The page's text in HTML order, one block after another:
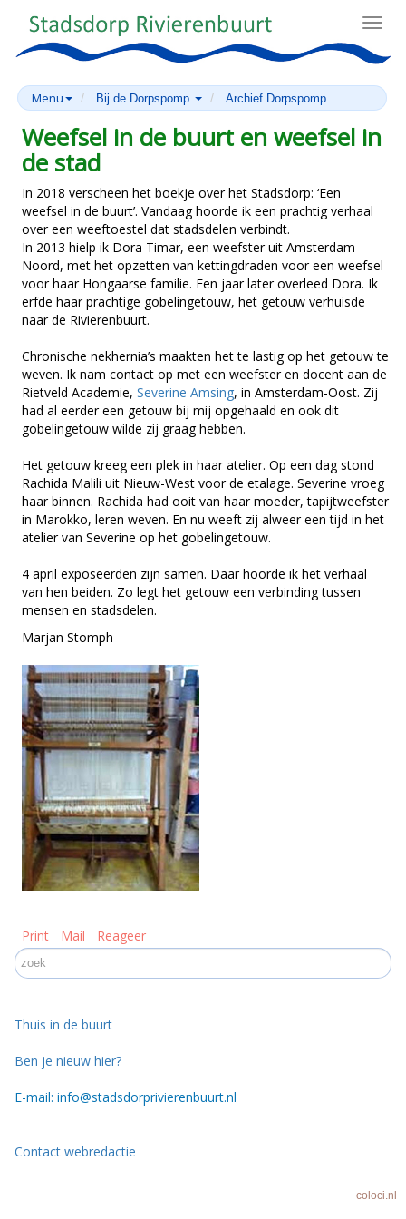
Menu Bij de Dorpspomp Archief Dorpspomp
Weefsel in de buurt en weefsel in
de stad
In 2018 verscheen het boekje over het Stadsdorp: ‘Een
weefsel in de buurt’. Vandaag hoorde ik een prachtig verhaal
over een weeftoestel dat stadsdelen verbindt.
In 2013 hielp ik Dora Timar, een weefster uit Amsterdam-
Noord, met het opzetten van kettingdraden voor een weefsel
voor haar Hongaarse familie. Een jaar later overleed Dora. Ik
erfde haar prachtige gobelingetouw, het getouw verhuisde
naar de Rivierenbuurt.
Chronische nekhernia’s maakten het te lastig op het getouw te
weven. Ik nam contact op met een weefster en docent aan de
Rietveld Academie, Severine Amsing, in Amsterdam-Oost. Zij
had al eerder een getouw bij mij opgehaald en ook dit
gobelingetouw wilde zij graag hebben.
Het getouw kreeg een plek in haar atelier. Op een dag stond
Rachida Malili uit Nieuw-West voor de etalage. Severine vroeg
haar binnen. Rachida had ooit van haar moeder, tapijtweefster
in Marokko, leren weven. En nu weeft zij alweer een tijd in het
atelier van Severine op het gobelingetouw.
4 april exposeerden zijn samen. Daar hoorde ik het verhaal
van hen beiden. Zo legt het getouw een verbinding tussen
mensen en stadsdelen.
Marjan Stomph
Print Mail Reageer
Thuis in de buurt
Ben je nieuw hier?
E-mail: info@stadsdorprivierenbuurt.nl
Contact webredactie
coloci.nl